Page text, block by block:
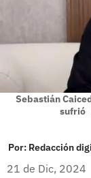
Sebastián
sufrió
Por: Redacción
21 de Dic, 2024